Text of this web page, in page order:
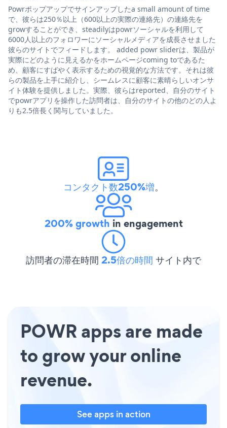
Powrポップアップでサインアップしたa small amount of time
で、彼らは250％以上（600以上の実際の連絡先）の連絡先を
growすることができ、steadilyはpowrソーシャルを利用して
6000人以上のフォロワーにソーシャルメディアを成長させました
彼らのサイトでフィードします。 added powr sliderは、製品が
実際にどのように見えるかをホームページcoming toであるた
め、顧客にすばやく表示するための視覚的な方法です。それは彼
らの製品を上手に紹介し、シームレスに顧客に素晴らしいオンサ
イト体験を提供しました。実際、彼らはreported、自分のサイト
でpowrアプリを操作した訪問者は、自分のサイトの他のどの人よ
りも2.5倍長く関与していました。
コンタクト数250%増。
200% growth in engagement
訪問者の滞在時間 2.5倍の時間 サイト内で
POWR apps are made
to grow your online
revenue.
See apps in action